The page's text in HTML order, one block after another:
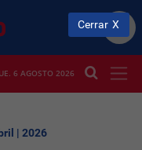
6 AGOSTO 2026
| 2026
Cerrar